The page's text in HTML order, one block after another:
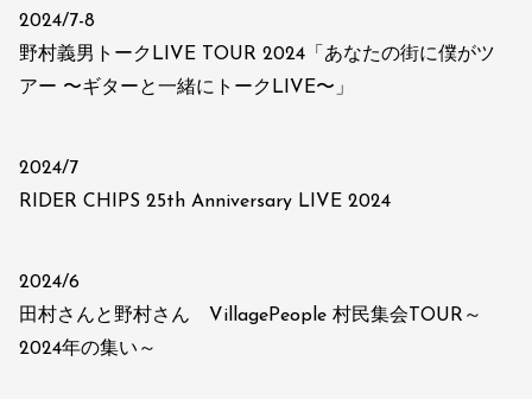
2024/7-8
野村義男トークLIVE TOUR 2024「あなたの街に僕がツ
アー 〜ギターと一緒にトークLIVE〜」
2024/7
RIDER CHIPS 25th Anniversary LIVE 2024
2024/6
田村さんと野村さん VillagePeople 村民集会TOUR～
2024年の集い～